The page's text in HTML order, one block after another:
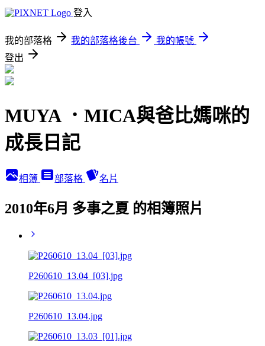
登入
我的部落格 我的部落格後台
我的帳號
登出
MUYA ．MICA與爸比媽咪的
成長日記
相簿 部落格 名片
2010年6月 多事之夏 的相簿照片
P260610_13.04_[03].jpg
P260610_13.04.jpg